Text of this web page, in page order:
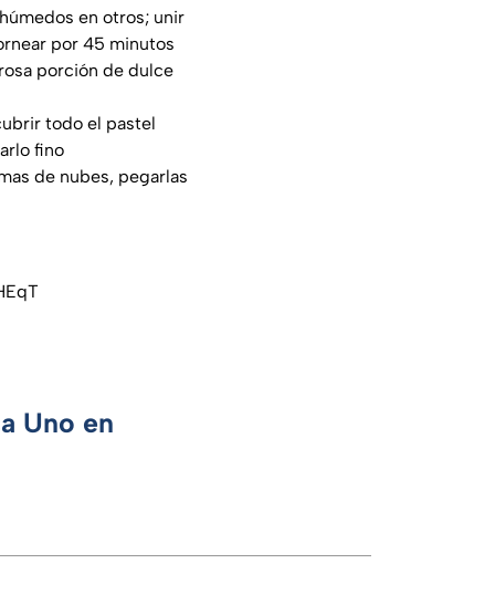
en otros; unir
por 45 minutos
porción de dulce
todo el pastel
fino
de nubes, pegarlas
Uno en